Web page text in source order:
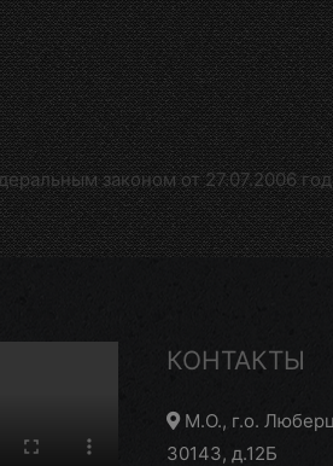
законом от 27.07.2006
КОНТАКТЫ
М.О., г.о.
30143, д.12Б